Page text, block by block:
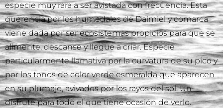
especie muy rara a ser avistada con frecuencia. Esta
querencia por los humedales de Daimiel y comarca
viene dada por ser ecosistemas propicios para que se
alimente, descanse y llegue a criar. Especie
particularmente llamativa por la curvatura de su pico y
por los tonos de color verde esmeralda que aparecen
en su plumaje, avivados por los rayos del sol. Un
disfrute para todo el que tiene ocasión de verlo.